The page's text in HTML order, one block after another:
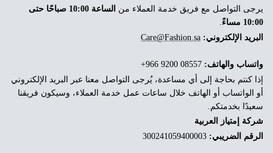
يرجى التواصل مع فريق خدمة العملاء من
الساعة 10:00 صباحًا حتى
10:00 مساءً
البريد الإلكتروني: Care@Fashion.sa
واتساب والهاتف:
إذا كنتم بحاجة إلى أي مساعدة، يُرجى التواصل معنا عبر البريد الإلكتروني
أو الواتساب أو الهاتف خلال ساعات عمل خدمة العملاء، وسيكون فريقنا
سعيدًا بخدمتكم.
شركة إمتياز العربية
الرقم الضريبي: